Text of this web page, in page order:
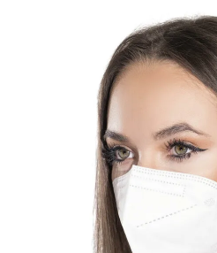
Při výrobě byla použita kvalitní
umělého hedvábí, polyesteru a
vůči oděru, na dotek příjemné a
při teplotě do 40 °C,snadno se žehlí
neztrácejí svou barevnost ani svůj
Jde o ideální volbu pro
pracovnice
včetně lékařek, sestřiček,
či laborantek. Kalhoty jsou díky